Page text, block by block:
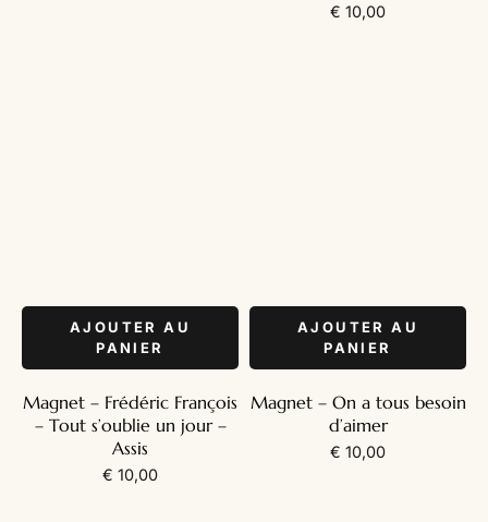
€ 10,00
AJOUTER AU
PANIER
Magnet – Frédéric François
– Tout s’oublie un jour –
Assis
€ 10,00
AJOUTER AU
PANIER
Magnet – On a tous besoin
d’aimer
€ 10,00